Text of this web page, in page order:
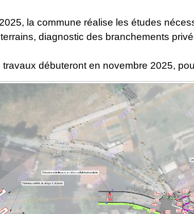
la commune réalise les études
diagnostic des branchements
travaux débuteront en novembre 2025,